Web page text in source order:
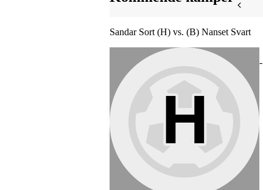
Sandar Sort (H) vs. (B) Nanset Svart
-